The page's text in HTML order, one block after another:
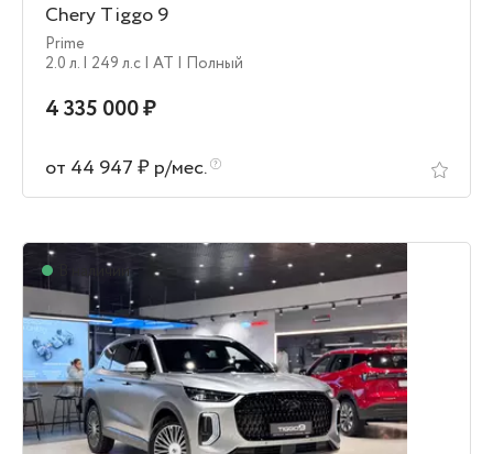
Chery Tiggo 9
Prime
2.0 л. | 249 л.c | AT | Полный
4 335 000 ₽
от 44 947 ₽ р/мес.
В наличии